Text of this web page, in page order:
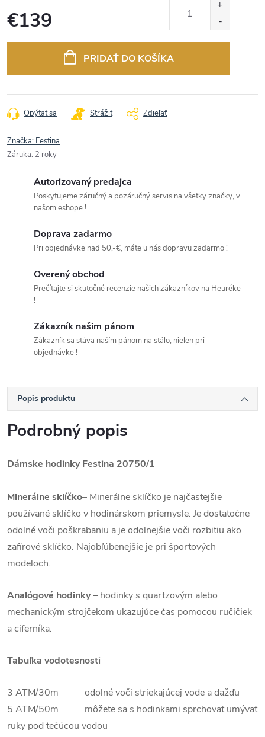
€139
PRIDAŤ DO KOŠÍKA
Opýtať sa Strážiť Zdieľať
Značka: Festina
Záruka: 2 roky
Autorizovaný predajca
Poskytujeme záručný a pozáručný servis na všetky značky, v
našom eshope !
Doprava zadarmo
Pri objednávke nad 50,-€, máte u nás dopravu zadarmo !
Overený obchod
Prečítajte si skutočné recenzie našich zákazníkov na Heuréke
!
Zákazník našim pánom
Zákazník sa stáva naším pánom na stálo, nielen pri
objednávke !
Popis produktu
Podrobný popis
Dámske hodinky Festina 20750/1
Minerálne sklíčko– Minerálne sklíčko je najčastejšie
používané sklíčko v hodinárskom priemysle. Je dostatočne
odolné voči poškrabaniu a je odolnejšie voči rozbitiu ako
zafírové sklíčko. Najobľúbenejšie je pri športových
modeloch.
Analógové hodinky – hodinky s quartzovým alebo
mechanickým strojčekom ukazujúce čas pomocou ručičiek
a ciferníka.
Tabuľka vodotesnosti
3 ATM/30m odolné voči striekajúcej vode a dažďu
5 ATM/50m môžete sa s hodinkami sprchovať umývať
ruky pod tečúcou vodou